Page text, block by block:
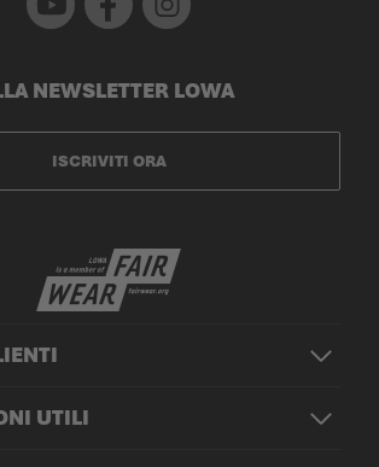
UTILI
NEWSLETTER LOWA
ISCRIVITI ORA